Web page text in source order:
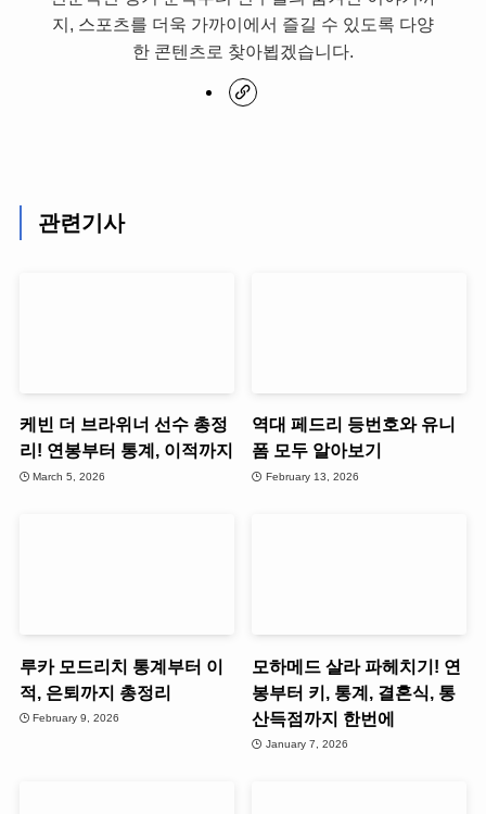
지, 스포츠를 더욱 가까이에서 즐길 수 있도록 다양
한 콘텐츠로 찾아뵙겠습니다.
관련기사
케빈 더 브라위너 선수 총정
리! 연봉부터 통계, 이적까지
March 5, 2026
역대 페드리 등번호와 유니
폼 모두 알아보기
February 13, 2026
루카 모드리치 통계부터 이
적, 은퇴까지 총정리
February 9, 2026
모하메드 살라 파헤치기! 연
봉부터 키, 통계, 결혼식, 통
산득점까지 한번에
January 7, 2026